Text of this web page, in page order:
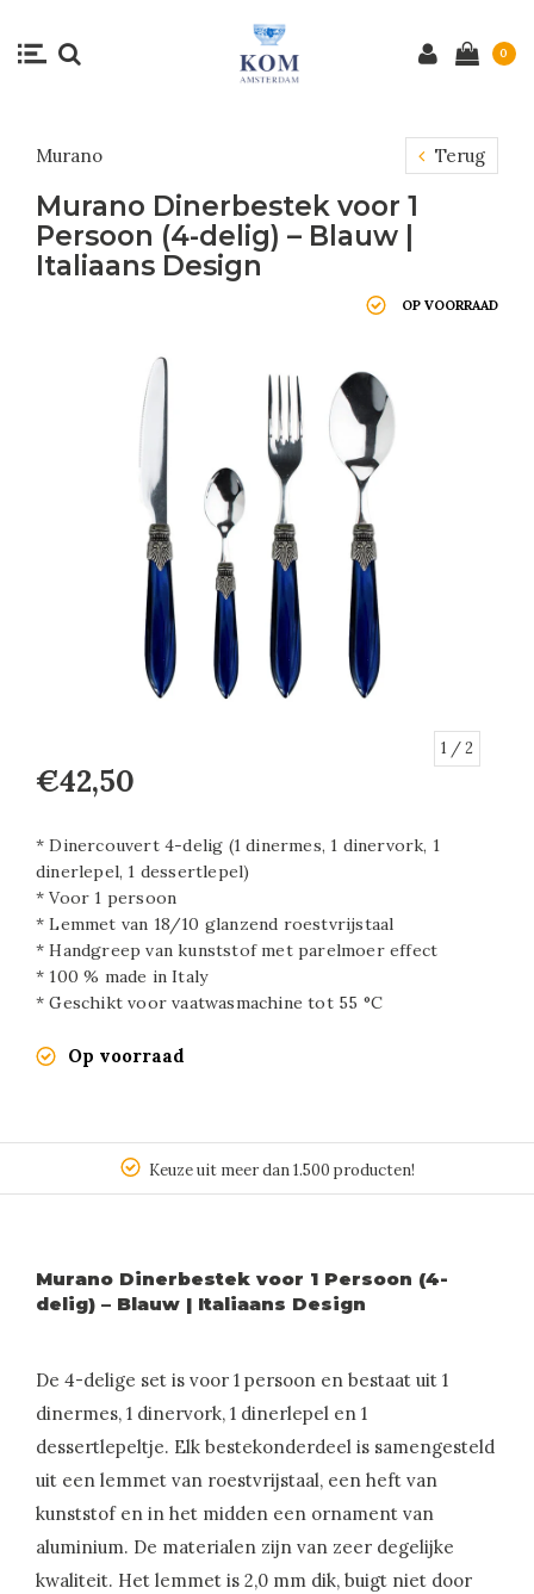
0
Murano Terug
Murano Dinerbestek voor 1
Persoon (4-delig) – Blauw |
Italiaans Design
OP VOORRAAD
1 / 2
€42,50
* Dinercouvert 4-delig (1 dinermes, 1 dinervork, 1
dinerlepel, 1 dessertlepel)
* Voor 1 persoon
* Lemmet van 18/10 glanzend roestvrijstaal
* Handgreep van kunststof met parelmoer effect
* 100 % made in Italy
* Geschikt voor vaatwasmachine tot 55 °C
Op voorraad
Keuze uit meer dan 1.500 producten!
Murano Dinerbestek voor 1 Persoon (4-
delig) – Blauw | Italiaans Design
De 4-delige set is voor 1 persoon en bestaat uit 1
dinermes, 1 dinervork, 1 dinerlepel en 1
dessertlepeltje. Elk bestekonderdeel is samengesteld
uit een lemmet van roestvrijstaal, een heft van
kunststof en in het midden een ornament van
aluminium. De materialen zijn van zeer degelijke
kwaliteit. Het lemmet is 2,0 mm dik, buigt niet door